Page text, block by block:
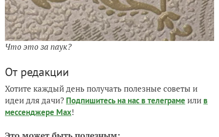
Что это за паук?
От редакции
Хотите каждый день получать полезные советы и
идеи для дачи? Подпишитесь на нас в телеграме или в
мессенджере Max!